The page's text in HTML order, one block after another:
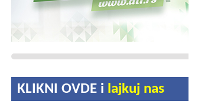
KLIKNI OVDE i lajkuj nas